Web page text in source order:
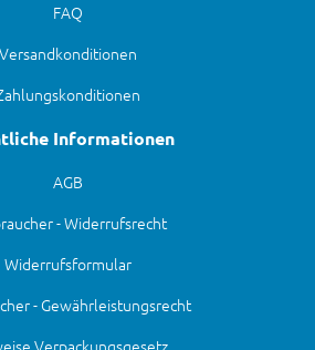
FAQ
Versandkonditionen
Informationen
AGB
- Widerrufsrecht
Widerrufsformular
- Gewährleistungsrecht
Verpackungsgesetz